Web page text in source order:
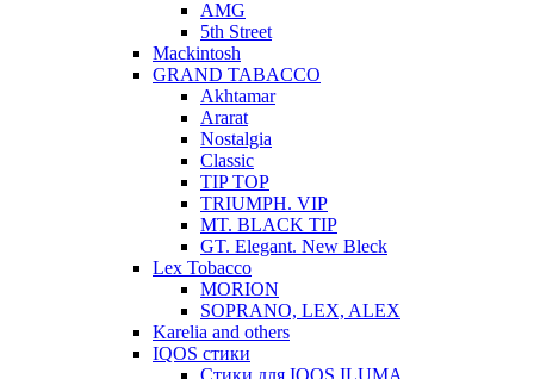
AMG
5th Street
Mackintosh
GRAND TABACCO
Akhtamar
Ararat
Nostalgia
Classic
TIP TOP
TRIUMPH. VIP
MT. BLACK TIP
GT. Elegant. New Bleck
Lex Tobacco
MORION
SOPRANO, LEX, ALEX
Karelia and others
IQOS стики
Стики для IQOS ILUMA